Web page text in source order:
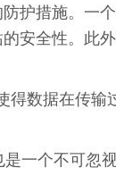
护措施。一
安全性。此
数据在传
一个不可忽